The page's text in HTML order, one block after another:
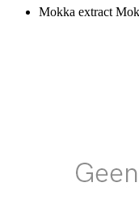
Mokka extract